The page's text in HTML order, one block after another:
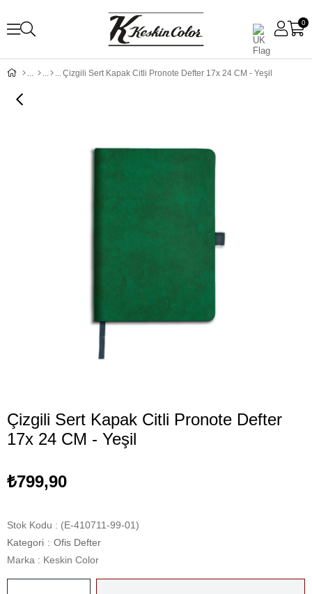
0
Çizgili Sert Kapak Citli Pronote Defter 17x 24 CM - Yeşil
Çizgili Sert Kapak Citli Pronote Defter
17x 24 CM - Yeşil
₺799,90
Stok Kodu
(E-410711-99-01)
Kategori : Ofis Defter
Marka : Keskin Color